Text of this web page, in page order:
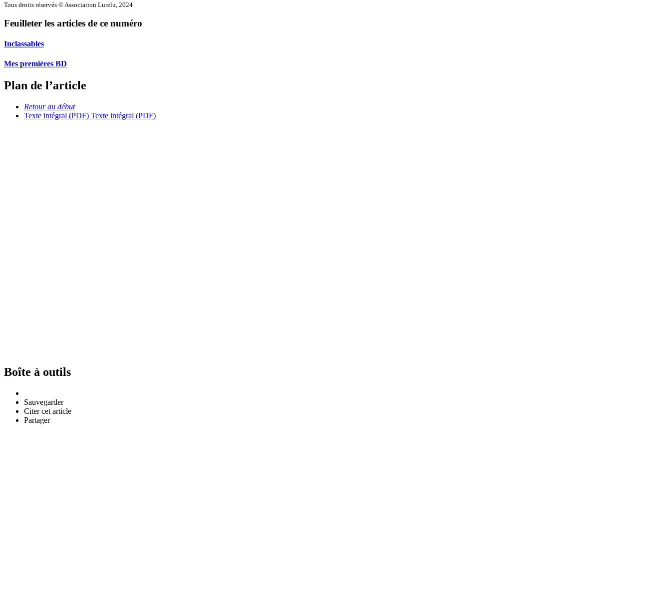
Tous droits réservés © Association Lurelu, 2024
Feuilleter les articles de ce numéro
Inclassables
Mes premières BD
Plan de l’article
Retour au début
Texte intégral (PDF) Texte intégral (PDF)
Boîte à outils
Sauvegarder
Citer cet article
Partager